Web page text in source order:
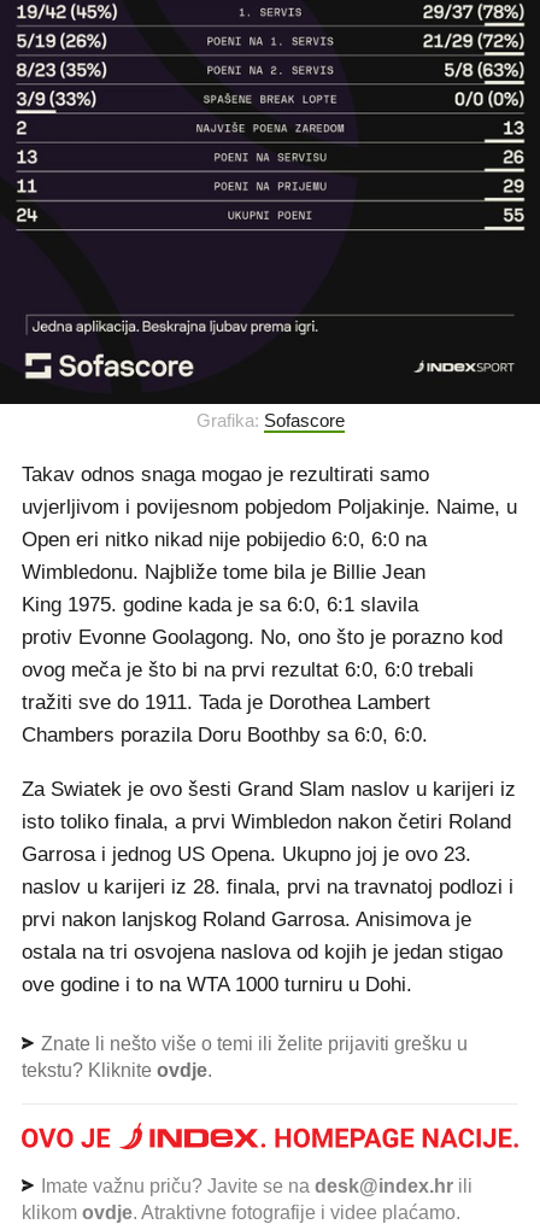
Grafika: Sofascore
Takav odnos snaga mogao je rezultirati samo
uvjerljivom i povijesnom pobjedom Poljakinje. Naime, u
Open eri nitko nikad nije pobijedio 6:0, 6:0 na
Wimbledonu. Najbliže tome bila je Billie Jean
King 1975. godine kada je sa 6:0, 6:1 slavila
protiv Evonne Goolagong. No, ono što je porazno kod
ovog meča je što bi na prvi rezultat 6:0, 6:0 trebali
tražiti sve do 1911. Tada je Dorothea Lambert
Chambers porazila Doru Boothby sa 6:0, 6:0.
Za Swiatek je ovo šesti Grand Slam naslov u karijeri iz
isto toliko finala, a prvi Wimbledon nakon četiri Roland
Garrosa i jednog US Opena. Ukupno joj je ovo 23.
naslov u karijeri iz 28. finala, prvi na travnatoj podlozi i
prvi nakon lanjskog Roland Garrosa. Anisimova je
ostala na tri osvojena naslova od kojih je jedan stigao
ove godine i to na WTA 1000 turniru u Dohi.
Znate li nešto više o temi ili želite prijaviti grešku u
tekstu? Kliknite ovdje.
Imate važnu priču? Javite se na desk@index.hr ili
klikom ovdje. Atraktivne fotografije i videe plaćamo.